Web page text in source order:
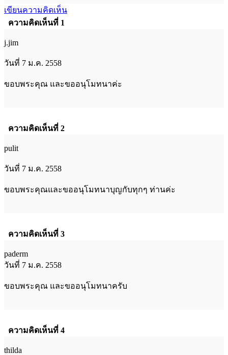
เขียนความคิดเห็น
ความคิดเห็นที่ 1
j.jim
วันที่ 7 ม.ค. 2558
ขอบพระคุณ และขออนุโมทนาค่ะ
ความคิดเห็นที่ 2
pulit
วันที่ 7 ม.ค. 2558
ขอบพระคุณและขออนุโมทนาบุญกับทุกๆ ท่านค่ะ
ความคิดเห็นที่ 3
paderm
วันที่ 7 ม.ค. 2558
ขอบพระคุณ และขออนุโมทนาครับ
ความคิดเห็นที่ 4
thilda